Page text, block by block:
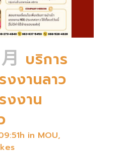
บริการ
งงานลาว
งงาน
in MOU,